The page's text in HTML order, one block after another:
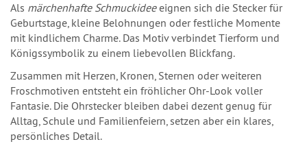
Als märchenhafte Schmuckideeeignen sich die Stecker für
Geburtstage, kleine Belohnungen oder festliche Momente
mit kindlichem Charme. Das Motiv verbindet Tierform und
Königssymbolik zu einem liebevollen Blickfang.
Zusammen mit Herzen, Kronen, Sternen oder weiteren
Froschmotiven entsteht ein fröhlicher Ohr-Look voller
Fantasie. Die Ohrstecker bleiben dabei dezent genug für
Alltag, Schule und Familienfeiern, setzen aber ein klares,
persönliches Detail.